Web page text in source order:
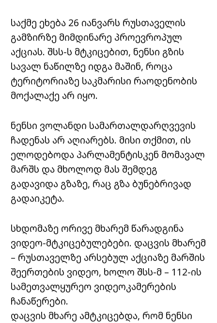
საქმე ეხება 26 იანვარს რუსთაველის
გამზირზე მიმდინარე პროევროპულ
აქციას. შსს-ს მტკიცებით, ნენსი გზის
სავალ ნაწილზე იდგა მაშინ, როცა
ტერიტორიაზე საკმარისი რაოდენობის
მოქალაქე არ იყო.
ნენსი ვოლანდი სამართალდარღვევის
ჩადენას არ აღიარებს. მისი თქმით, ის
ელოდებოდა პარლამენტისკენ მომავალ
მარშს და მხოლოდ მას შემდეგ
გადავიდა გზაზე, რაც გზა ბუნებრივად
გადაიკეტა.
სხდომაზე ორივე მხარემ წარადგინა
ვიდეო-მტკიცებულებები. დაცვის მხარემ
– რუსთაველზე არსებულ აქციაზე მარშის
შეერთების ვიდეო, ხოლო შსს-მ – 112-ის
სამეთვალყურეო ვიდეოკამერების
ჩანაწერები.
დაცვის მხარე ამტკიცებდა, რომ ნენსი